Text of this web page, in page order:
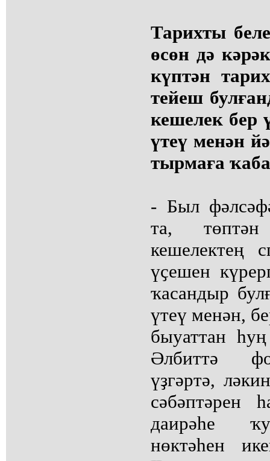
Тарихты
өсөн дә
күптән
тейеш
кешелек бер
үтеү менән
тырмаға
- Был
та,
кешелектең
үҫешен
ҡасандыр
үтеү менән,
быуаттан
Әлбиттә
үҙгәртә,
сәбәптәрен
даирәһе
нөктәһен